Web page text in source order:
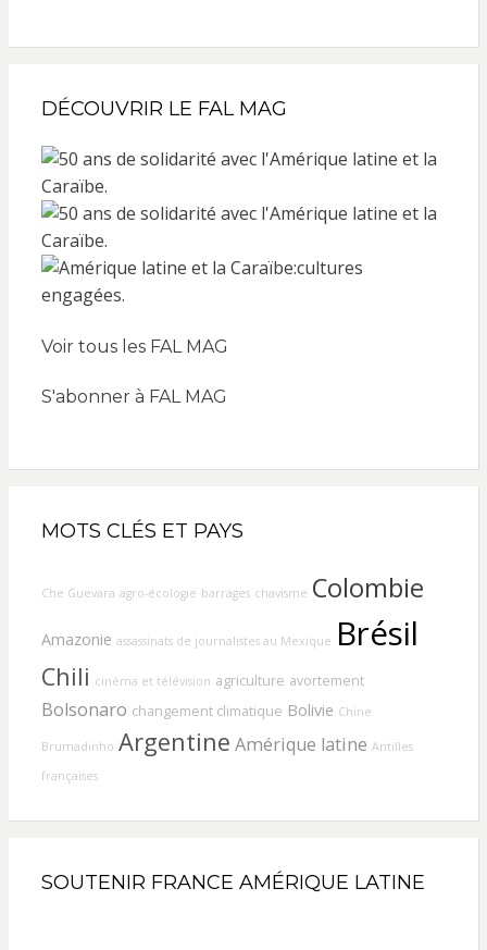
DÉCOUVRIR LE FAL MAG
Voir tous les FAL MAG
S'abonner à FAL MAG
MOTS CLÉS ET PAYS
Che Guevara agro-écologie barrages chavisme Colombie
Amazonie assassinats de journalistes au Mexique Brésil
Chili cinéma et télévision agriculture avortement
Bolsonaro changement climatique Bolivie Chine
Brumadinho Argentine Amérique latine Antilles
françaises
SOUTENIR FRANCE AMÉRIQUE LATINE